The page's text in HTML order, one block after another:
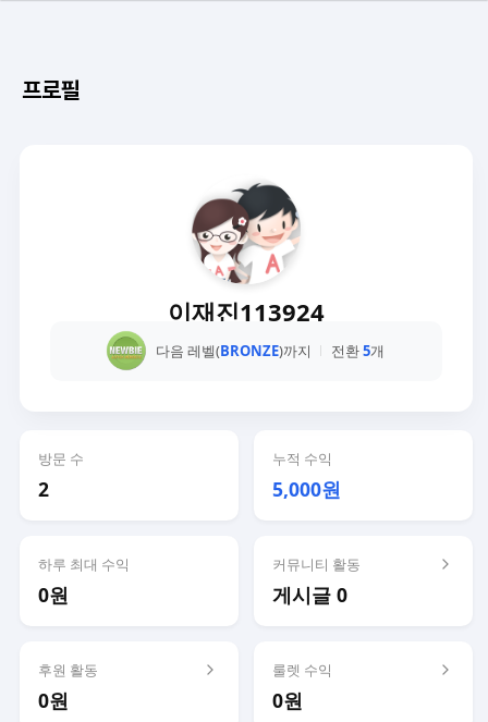
프로필
이재진113924
다음 레벨(BRONZE)까지 전환5개
방문 수
2
누적 수익
5,000원
하루 최대 수익
0원
커뮤니티 활동
게시글 0
후원 활동
0원
룰렛 수익
0원